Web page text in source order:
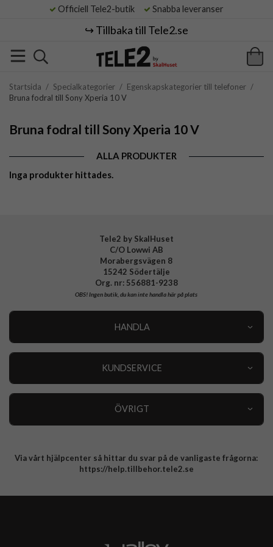
Officiell Tele2-butik Snabba leveranser
↪️ Tillbaka till Tele2.se
Startsida / Specialkategorier / Egenskapskategorier till telefoner /
Bruna fodral till Sony Xperia 10 V
Bruna fodral till Sony Xperia 10 V
ALLA PRODUKTER
Inga produkter hittades.
Tele2 by SkalHuset
C/O Lowwi AB
Morabergsvägen 8
15242 Södertälje
Org. nr: 556881-9238
OBS!Ingen butik, du kan inte handla här på plats
HANDLA
KUNDSERVICE
ÖVRIGT
Integritetspolicy
Via vårt hjälpcenter så hittar du svar på de vanligaste frågorna:
https://help.tillbehor.tele2.se